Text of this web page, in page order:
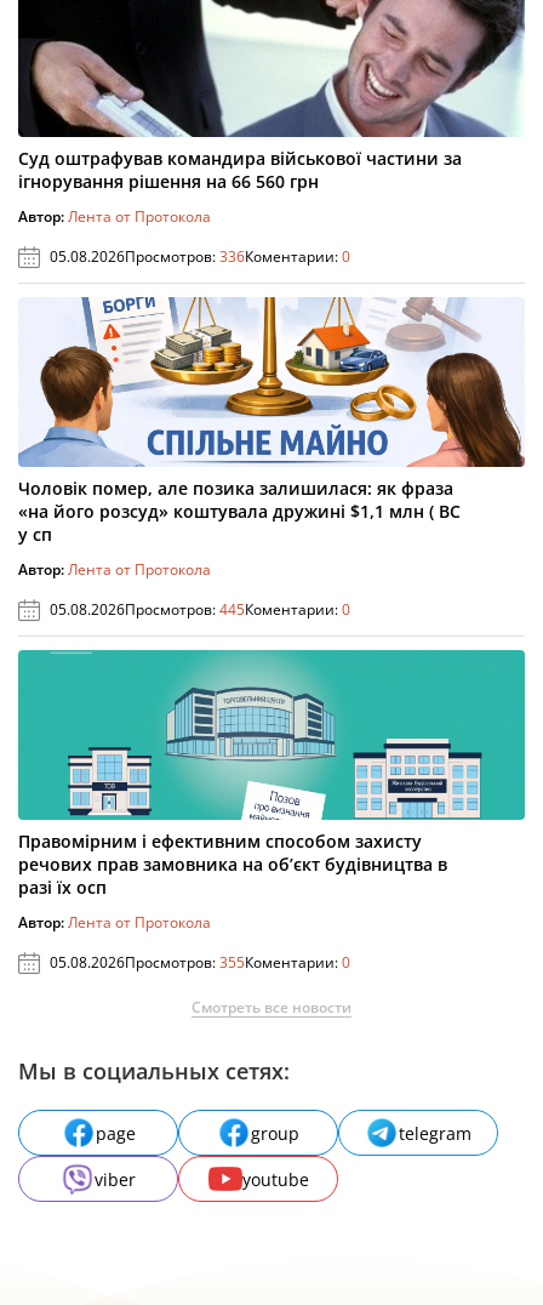
Суд оштрафував командира військової частини за
ігнорування рішення на 66 560 грн
Автор:Лента от Протокола
05.08.2026Просмотров:336Коментарии:0
Чоловік помер, але позика залишилася: як фраза
«на його розсуд» коштувала дружині $1,1 млн ( ВС
у сп
Автор:Лента от Протокола
05.08.2026Просмотров:445Коментарии:0
Правомірним і ефективним способом захисту
речових прав замовника на об’єкт будівництва в
разі їх осп
Автор:Лента от Протокола
05.08.2026Просмотров:355Коментарии:0
Смотреть все новости
Мы в социальных сетях:
page group
telegram
viber
youtube